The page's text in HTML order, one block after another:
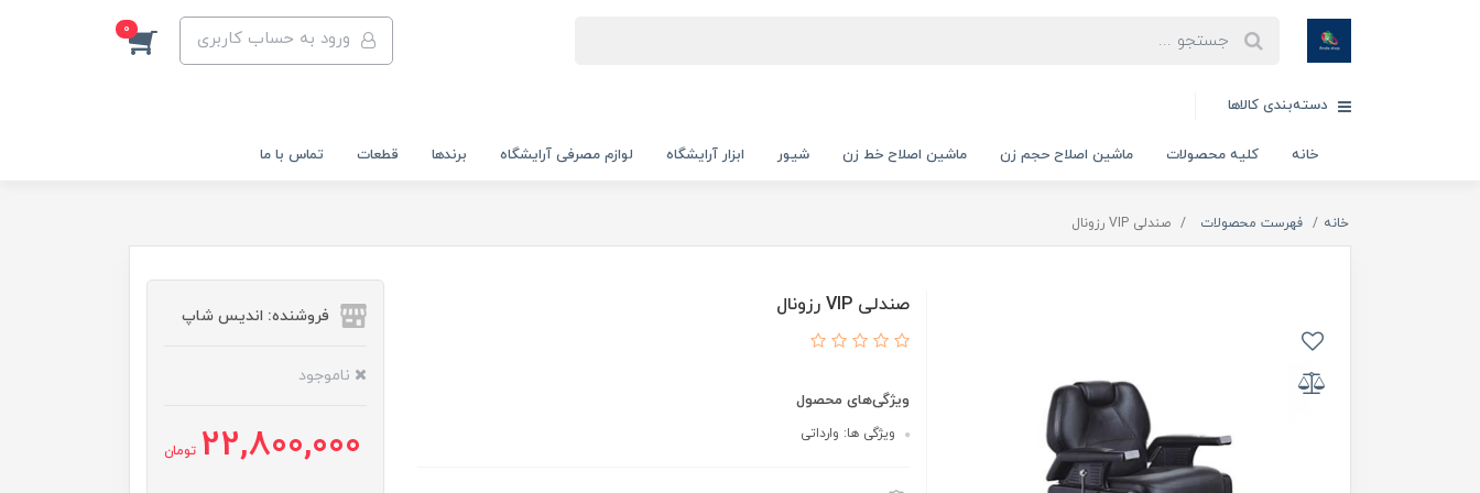
ورود به حساب کاربری 0
دسته‌بندی کالاها
خانه کلیه محصولات ماشین اصلاح حجم زن ماشین اصلاح خط زن شیور ابزار آرایشگاه لوازم مصرفی آرایشگاه برندها قطعات تماس با ما
خانه فهرست محصولات صندلی VIP رزونال
صندلی VIP رزونال
ویژگی‌های محصول
ویژگی ها: وارداتی
فروشنده: اندیس شاپ
ناموجود
22,800,000 تومان